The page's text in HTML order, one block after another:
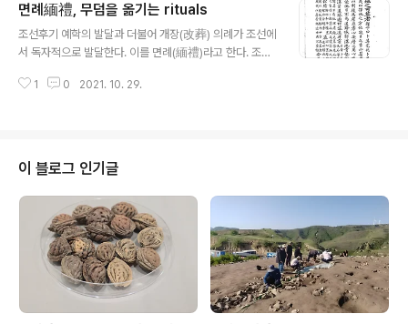
면례緬禮, 무덤을 옮기는 rituals
조선후기 예학의 발달과 더불어 개장(改葬) 의례가 조선에
서 독자적으로 발달한다. 이를 면례(緬禮)라고 한다. 조선
公) 3년에 “개장할 때에는 시마복(緦麻服)을 입는데 낮은
과정을 기록한 일기들도 상당수 전한다. 조선후기에는 면
례가 왕실 의례로도 자리잡아 많은 기록이 있다. 서인과 남
인이 이를 수용하는 것도 상당히 달랐다가 영조 이후에는
같아지는 듯하다. 어릴 적 선조모께서 '민례'라고 하셔서 그
게 뭘까 하다가 면례라는 걸 가친께 듣고서야 알았다.
1 0 2021. 10. 29.
이 블로그 인기글